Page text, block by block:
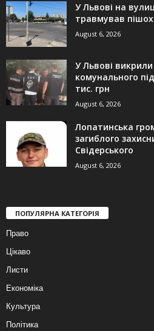
У Львові на
травмував
August 6, 2026
У Львові
комунального
тис. грн
August 6, 2026
Лопатинська
загиблого
Свідерського
August 6, 2026
ПОПУЛЯРНА КАТЕГОРІЯ
Право
Цікаво
Листи
Економіка
Культура
Політика